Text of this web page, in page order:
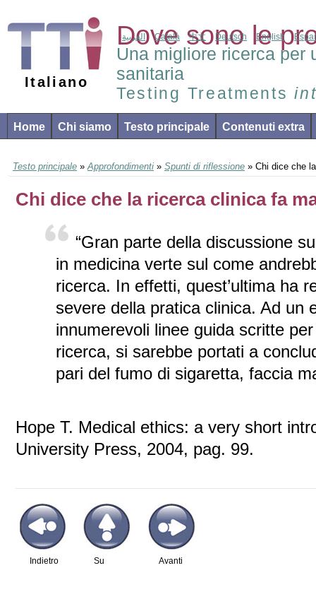
Italiano
Dove sono le
Una migliore ricerca per
sanitaria
Testing Treatments
العربية Català 中文 Deutsch English
Home Chi siamo Testo principale Contenuti extra
Testo principale »Approfondimenti » Spunti di riflessione » Chi dice che
Chi dice che la ricerca clinica fa
“Gran parte della discussione
in medicina verte sul come
ricerca. In effetti, quest’ultima ha
severe della pratica clinica. Ad un
innumerevoli linee guida scritte
ricerca, si sarebbe portati a
pari del fumo di sigaretta, faccia
Hope T. Medical ethics: a very short
University Press, 2004, pag. 99.
Su
Indietro Avanti